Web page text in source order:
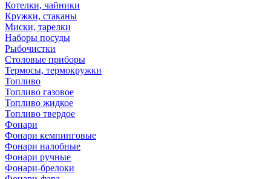
Котелки, чайники
Кружки, стаканы
Миски, тарелки
Наборы посуды
Рыбочистки
Столовые приборы
Термосы, термокружки
Топливо
Топливо газовое
Топливо жидкое
Топливо твердое
Фонари
Фонари кемпинговые
Фонари налобные
Фонари ручные
Фонари-брелоки